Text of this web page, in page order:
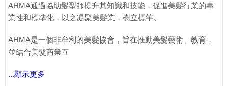
AHMA通過協助髮型師提升其知識和技能，促進美髮行業的專
業性和標準化，以之凝聚美髮業，樹立標竿。
AHMA是一個非牟利的美髮協會，旨在推動美髮藝術、教育，
並結合美髮商業互
...顯示更多